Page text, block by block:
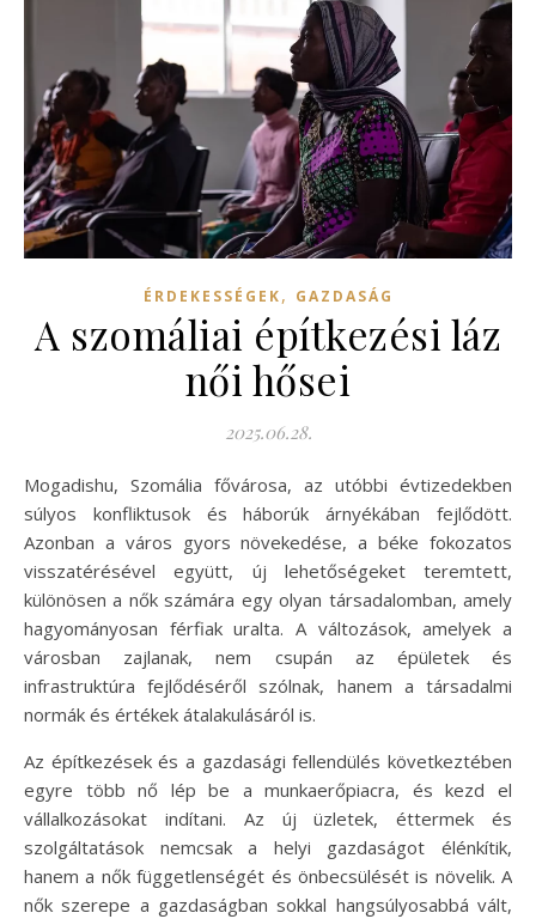
ÉRDEKESSÉGEK, GAZDASÁG
A szomáliai építkezési láz
női hősei
2025.06.28.
Mogadishu, Szomália fővárosa, az utóbbi évtizedekben
súlyos konfliktusok és háborúk árnyékában fejlődött.
Azonban a város gyors növekedése, a béke fokozatos
visszatérésével együtt, új lehetőségeket teremtett,
különösen a nők számára egy olyan társadalomban, amely
hagyományosan férfiak uralta. A változások, amelyek a
városban zajlanak, nem csupán az épületek és
infrastruktúra fejlődéséről szólnak, hanem a társadalmi
normák és értékek átalakulásáról is.
Az építkezések és a gazdasági fellendülés következtében
egyre több nő lép be a munkaerőpiacra, és kezd el
vállalkozásokat indítani. Az új üzletek, éttermek és
szolgáltatások nemcsak a helyi gazdaságot élénkítik,
hanem a nők függetlenségét és önbecsülését is növelik. A
nők szerepe a gazdaságban sokkal hangsúlyosabbá vált,